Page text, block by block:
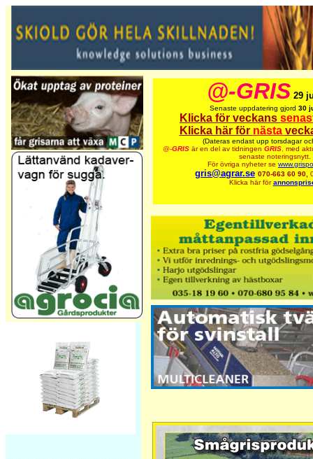
@-GRIS 29
Senaste uppdatering gjord 30
Klicka för veckans
Klicka här för nästa
(Dateras endast upp torsdagar
@-GRIS är en del av tidningen GRIS, med
senaste noteringsnytt.
För övriga nyheter se
gris@agrar.se 070-663 60 90,
Klicka här för